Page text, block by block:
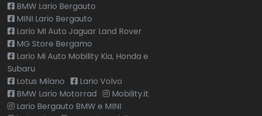
BMW Lario Bergauto
MINI Lario Bergauto
Lario MI Auto Jaguar Land Rover
MG Store Bergamo
Lario Mi Auto Mobility Kia, Honda e
Subaru
Lotus Milano
Lario Volvo
BMW Lario Motorrad
Mobility.it
Lario Bergauto BMW e MINI